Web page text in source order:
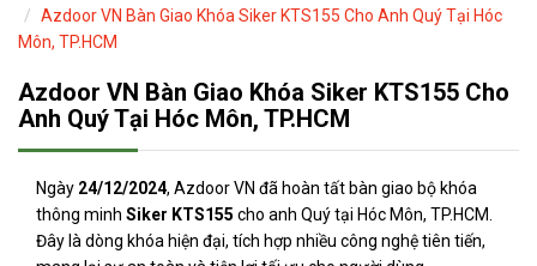
Azdoor VN Bàn Giao Khóa Siker KTS155 Cho Anh Quý Tại Hóc
Môn, TP.HCM
Azdoor VN Bàn Giao Khóa Siker KTS155 Cho
Anh Quý Tại Hóc Môn, TP.HCM
Ngày 24/12/2024, Azdoor VN đã hoàn tất bàn giao bộ khóa
thông minh Siker KTS155 cho anh Quý tại Hóc Môn, TP.HCM.
Đây là dòng khóa hiện đại, tích hợp nhiều công nghệ tiên tiến,